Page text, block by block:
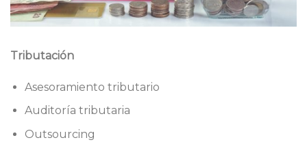
Tributación
Asesoramiento tributario
Auditoría tributaria
Outsourcing